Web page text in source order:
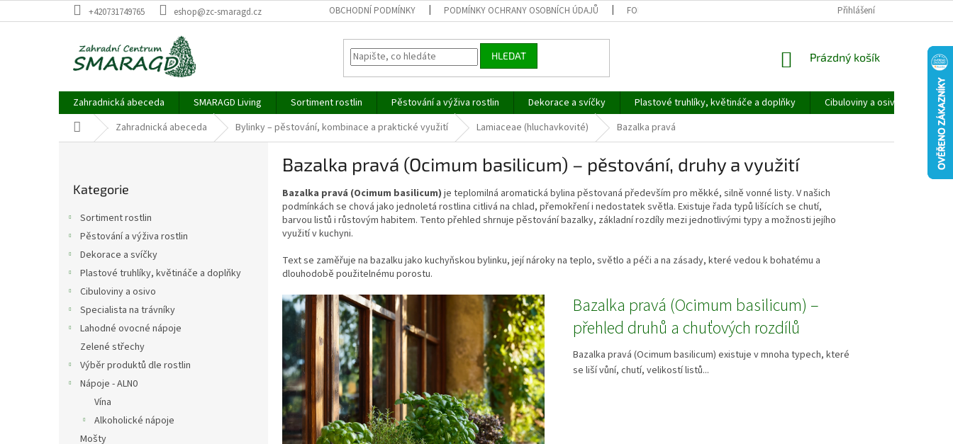
na
+420731749765 eshop@zc-smaragd.cz OBCHODNÍ PODMÍNKY PODMÍNKY OCHRANY OSOBNÍCH ÚDAJŮ FORMULÁŘ PRO UPLATNĚNÍ REKLAMACE REKLAMAČNÍ ŘÁD
Přihlášení
HLEDAT
NÁKUPNÍ
Prázdný košík
Zahradnická abeceda SMARAGD Living Sortiment rostlin Pěstování a výživa rostlin Dekorace a svíčky Plastové truhlíky, květináče a doplňky Cibuloviny a osivo
Domů Zahradnická abeceda Bylinky – pěstování, kombinace a praktické využití Lamiaceae (hluchavkovité) Bazalka pravá
kategorie
Kategorie
Sortiment rostlin
Pěstování a výživa rostlin
Dekorace a svíčky
Plastové truhlíky, květináče a doplňky
Cibuloviny a osivo
Specialista na trávníky
Lahodné ovocné nápoje
Zelené střechy
Výběr produktů dle rostlin
Nápoje - ALN0
Vína
Alkoholické nápoje
Mošty
Bazalka pravá (Ocimum basilicum) – pěstování, druhy a využití
Bazalka pravá (Ocimum basilicum) je teplomilná aromatická bylina pěstovaná především pro měkké, silně vonné listy. V našich
podmínkách se chová jako jednoletá rostlina citlivá na chlad, přemokření i nedostatek světla. Existuje řada typů lišících se chutí,
barvou listů i růstovým habitem. Tento přehled shrnuje pěstování bazalky, základní rozdíly mezi jednotlivými typy a možnosti jejího
využití v kuchyni.
Text se zaměřuje na bazalku jako kuchyňskou bylinku, její nároky na teplo, světlo a péči a na zásady, které vedou k bohatému a
dlouhodobě použitelnému porostu.
V
ý
i
s
č
l
á
n
Bazalka pravá (Ocimum basilicum) –
přehled druhů a chuťových rozdílů
Bazalka pravá (Ocimum basilicum) existuje v mnoha typech, které
se liší vůní, chutí, velikostí listů...